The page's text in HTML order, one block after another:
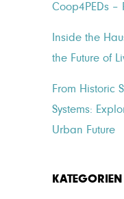
Coop4PEDs –
Inside the
the Future of
From Historic
Systems:
Urban Future
KATEGORIEN